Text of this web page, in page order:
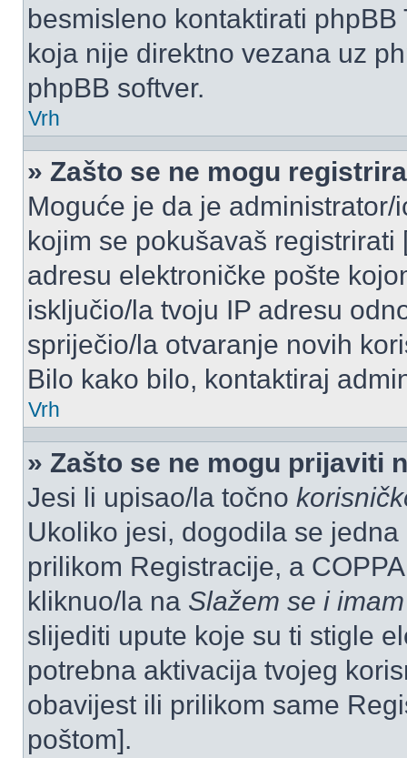
besmisleno kontaktirati
koja nije direktno vezana uz
phpBB softver.
Vrh
» Zašto se ne mogu
Moguće je da je
kojim se pokušavaš
adresu elektroničke pošte
isključio/la tvoju IP adresu
spriječio/la otvaranje novih
Bilo kako bilo, kontaktiraj
Vrh
» Zašto se ne mogu prijaviti
Jesi li upisao/la točno
Ukoliko jesi, dogodila se
prilikom Registracije, a
kliknuo/la na Slažem se i
slijediti upute koje su ti stigle
potrebna aktivacija tvojeg
obavijest ili prilikom same
poštom].